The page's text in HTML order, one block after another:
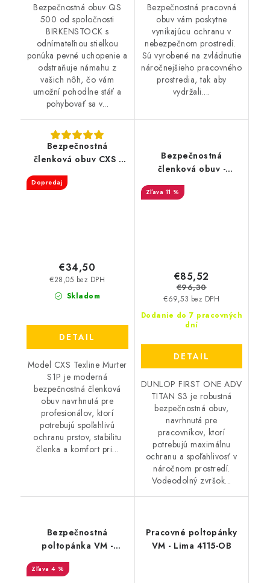
Bezpečnostná obuv QS
500 od spoločnosti
BIRKENSTOCK s
odnímateľnou stielkou
ponúka pevné uchopenie a
odstraňuje námahu z
vašich nôh, čo vám
umožní pohodlne stáť a
pohybovať sa v...
Bezpečnostná pracovná
obuv vám poskytne
vynikajúcu ochranu v
nebezpečnom prostredí.
Sú vyrobené na zvládnutie
náročnejšieho pracovného
prostredia, tak aby
vydržali....
Bezpečnostná
členková obuv CXS -
Dopredaj
Skladom
€28,05 bez DPH
€34,50
DETAIL
Model CXS Texline Murter
S1P je moderná
bezpečnostná členková
obuv navrhnutá pre
profesionálov, ktorí
potrebujú spoľahlivú
ochranu prstov, stabilitu
členka a komfort pri...
Bezpečnostná
členková obuv -
ADV Titan S3 - čierna
11 %
Dodanie do 7 pracovných
dní
€69,53 bez DPH
€85,52
€96,30
DETAIL
DUNLOP FIRST ONE ADV
TITAN S3 je robustná
bezpečnostná obuv,
navrhnutá pre
pracovníkov, ktorí
potrebujú maximálnu
ochranu a spoľahlivosť v
náročnom prostredí.
Vodeodolný zvršok...
Bezpečnostná
poltopánka VM -
Mallorca 4785-S1P
4 %
Pracovné poltopánky
VM - Lima 4115-OB